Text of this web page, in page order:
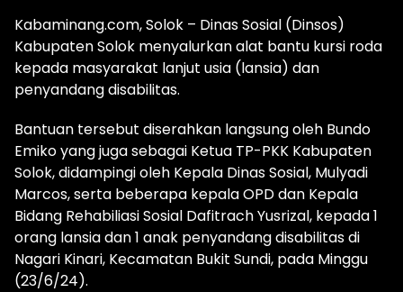
Kabaminang.com, Solok – Dinas Sosial (Dinsos)
Kabupaten Solok menyalurkan alat bantu kursi roda
kepada masyarakat lanjut usia (lansia) dan
penyandang disabilitas.
Bantuan tersebut diserahkan langsung oleh Bundo
Emiko yang juga sebagai Ketua TP-PKK Kabupaten
Solok, didampingi oleh Kepala Dinas Sosial, Mulyadi
Marcos, serta beberapa kepala OPD dan Kepala
Bidang Rehabiliasi Sosial Dafitrach Yusrizal, kepada 1
orang lansia dan 1 anak penyandang disabilitas di
Nagari Kinari, Kecamatan Bukit Sundi, pada Minggu
(23/6/24).